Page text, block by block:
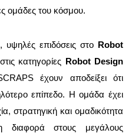
ομάδες του κόσμου.
υψηλές επιδόσεις στο Robot
κατηγορίες Robot Design
έχουν αποδείξει ότι
επίπεδο. Η ομάδα έχει
στρατηγική και ομαδικότητα
στους μεγάλους